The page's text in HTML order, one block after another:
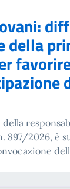
della
897/2026, è